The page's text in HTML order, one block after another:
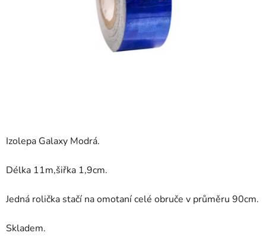
Izolepa Galaxy Modrá.
Délka 11m,šiřka 1,9cm.
Jedná rolička stačí na omotaní celé obruče v průměru 90cm.
Skladem.